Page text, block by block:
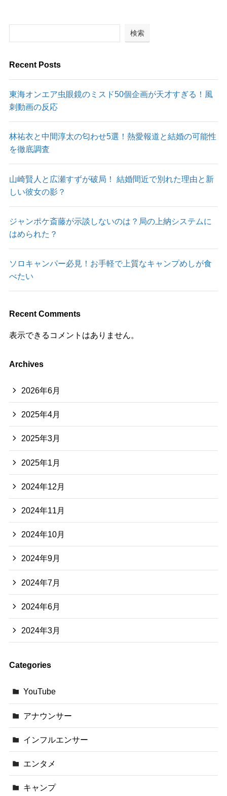
検索
Recent Posts
東海オンエア虫眼鏡のミスド50個企画が天才すぎる！風
刺動画の反応
林祐衣と中間淳太の匂わせ5選！熱愛報道と結婚の可能性
を徹底調査
山崎賢人と広瀬すずが破局！ 結婚間近で別れた理由と新
しい彼女の影？
ジャンポケ斎藤が示談しないのは？局の上納システムに
はめられた？
ソロキャンパー必見！お手軽で上質なキャンプめしが食
べたい
Recent Comments
表示できるコメントはありません。
Archives
2026年6月
2025年4月
2025年3月
2025年1月
2024年12月
2024年11月
2024年10月
2024年9月
2024年7月
2024年6月
2024年3月
Categories
YouTube
アナウンサー
インフルエンサー
エンタメ
キャンプ